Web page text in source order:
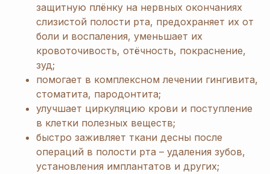
защитную плёнку на нервных окончаниях
слизистой полости рта, предохраняет их от
боли и воспаления, уменьшает их
кровоточивость, отёчность, покраснение,
зуд;
помогает в комплексном лечении гингивита,
стоматита, пародонтита;
улучшает циркуляцию крови и поступление
в клетки полезных веществ;
быстро заживляет ткани десны после
операций в полости рта – удаления зубов,
установления имплантатов и других;